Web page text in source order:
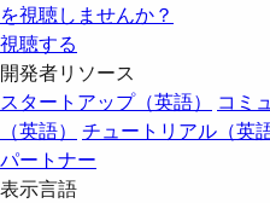
を視聴しませんか？
視聴する
開発者リソース
スタートアップ（英語）
コミ
（英語）
チュートリアル（英語
パートナー
表示言語